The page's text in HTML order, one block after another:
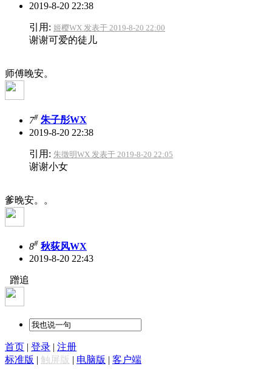
2019-8-20 22:38
引用: 姬樱WX 发表于 2019-8-20 22:00
谢谢可爱的徒儿
师傅晚安。
7# 朱子彤WX
2019-8-20 22:38
引用: 朱徵明WX 发表于 2019-8-20 22:05
谢谢小女
爹晚安。。
8# 秋荻风WX
2019-8-20 22:43
蹭追
首页 | 登录 | 注册
标准版 | 触屏版 | 电脑版 | 客户端